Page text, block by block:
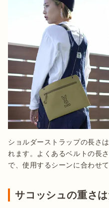
ショルダーストラップの長さ
れます。よくあるベルトの長
で、使用するシーンに合わせ
サコッシュの重さ